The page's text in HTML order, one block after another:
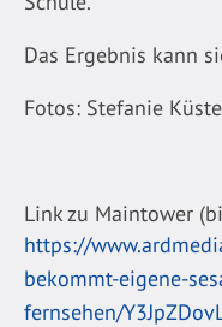
Das Ergebnis kann
Fotos: Stefanie
Link zu Maintower
https://
bekommt-eigene-
fernsehen/